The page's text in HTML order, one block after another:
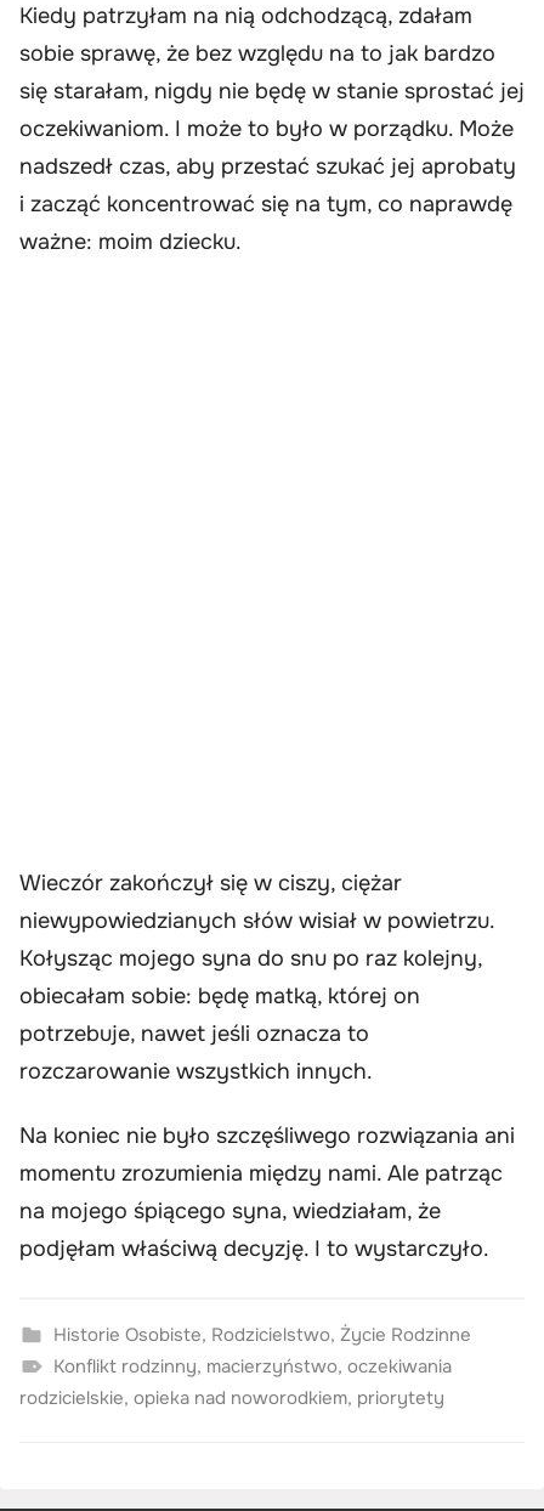
Kiedy patrzyłam na nią odchodzącą, zdałam
sobie sprawę, że bez względu na to jak bardzo
się starałam, nigdy nie będę w stanie sprostać jej
oczekiwaniom. I może to było w porządku. Może
nadszedł czas, aby przestać szukać jej aprobaty
i zacząć koncentrować się na tym, co naprawdę
ważne: moim dziecku.
Wieczór zakończył się w ciszy, ciężar
niewypowiedzianych słów wisiał w powietrzu.
Kołysząc mojego syna do snu po raz kolejny,
obiecałam sobie: będę matką, której on
potrzebuje, nawet jeśli oznacza to
rozczarowanie wszystkich innych.
Na koniec nie było szczęśliwego rozwiązania ani
momentu zrozumienia między nami. Ale patrząc
na mojego śpiącego syna, wiedziałam, że
podjęłam właściwą decyzję. I to wystarczyło.
Historie Osobiste, Rodzicielstwo, Życie Rodzinne
Konflikt rodzinny, macierzyństwo, oczekiwania
rodzicielskie, opieka nad noworodkiem, priorytety